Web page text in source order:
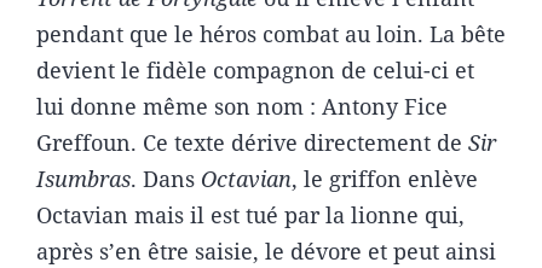
pendant que le héros combat au loin. La bête
devient le fidèle compagnon de celui-ci et
lui donne même son nom : Antony Fice
Greffoun. Ce texte dérive directement de Sir
Isumbras. Dans Octavian, le griffon enlève
Octavian mais il est tué par la lionne qui,
après s’en être saisie, le dévore et peut ainsi